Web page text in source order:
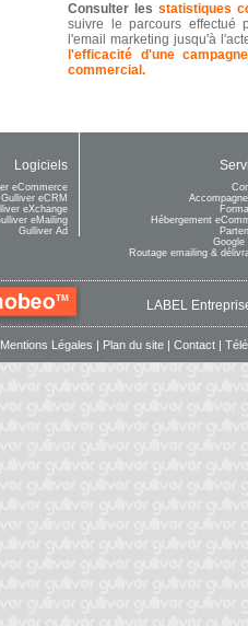
Consulter les statistiques
suivre le parcours effectué
l'email marketing jusqu'à
l'efficacité d'une
commercial.
Logiciels
eCommerce
Gulliver eCRM
eXchange
eMailing
Gulliver Ad
Hébergement
Google
Routage emailing &
LABEL
Mentions Légales | Plan du site | Contact |